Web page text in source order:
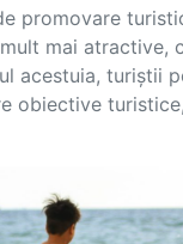
promovare
mai atractive,
acestuia, turiştii
obiective